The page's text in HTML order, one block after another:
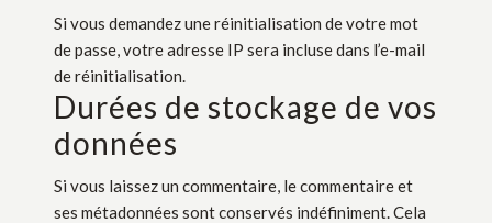
Si vous demandez une réinitialisation de votre mot
de passe, votre adresse IP sera incluse dans l’e-mail
de réinitialisation.
Durées de stockage de vos
données
Si vous laissez un commentaire, le commentaire et
ses métadonnées sont conservés indéfiniment. Cela